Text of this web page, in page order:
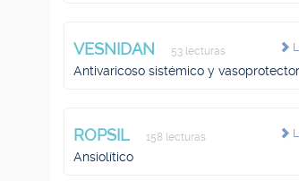
VESNIDAN 53 lecturas
Antivaricoso sistémico y vasoprotector
ROPSIL 158 lecturas
Ansiolítico